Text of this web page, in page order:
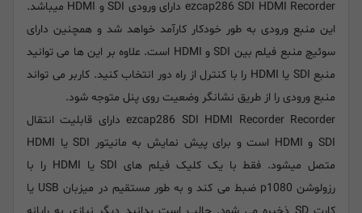
ezcap286 SDI HDMI Recorder دارای ورودی SDI و HDMI میباشد.
این منبع ورودی به طور خودکار کارآمد خواهد شد و همچنین دارای
سوئیچ منبع فیلم بین SDI و HDMI است. علاوه بر این ها می توانید
منبع SDI یا HDMI را با کنترل از راه دور انتخاب کنید. کاربر می تواند
منبع ورودی را از طریق نشانگر وضعیت روی پنل متوجه شود.
ezcap286 SDI HDMI Recorder Recorder دارای قابلیت انتقال
SDI و HDMI است و برای پیش نمایش به مانیتور SDI یا HDMI
متصل میشود. فقط با یک کلیک فیلم های SDI یا HDMI را با
رزولوشن p1080 ضبط می کند و به طور مستقیم در میزبان USB یا